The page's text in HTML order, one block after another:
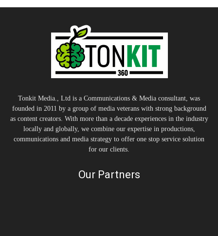
Tonkit Media., Ltd is a Communications & Media consultant, was
founded in 2011 by a group of media veterans with strong background
as content creators. With more than a decade experiences in the industry
locally and globally, we combine our expertise in productions,
communications and media strategy to offer one stop service solution
for our clients.
Our Partners